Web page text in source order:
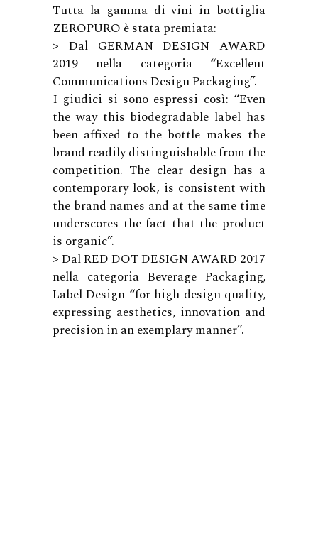
Tutta la gamma di vini in bottiglia
ZEROPURO è stata premiata:
> Dal GERMAN DESIGN AWARD
2019 nella categoria “Excellent
Communications Design Packaging”.
I giudici si sono espressi così: “Even
the way this biodegradable label has
been affixed to the bottle makes the
brand readily distinguishable from the
competition. The clear design has a
contemporary look, is consistent with
the brand names and at the same time
underscores the fact that the product
is organic”.
> Dal RED DOT DESIGN AWARD 2017
nella categoria Beverage Packaging,
Label Design “for high design quality,
expressing aesthetics, innovation and
precision in an exemplary manner”.